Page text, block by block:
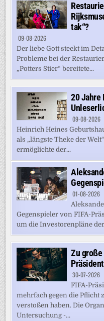
tak“?
09-08-2026
Der liebe Gott steckt im
Probleme bei der
„Potters Stier“ bereitete...
20 Jahre
09-08-2026
Heinrich Heines
als „längste Theke der
ermöglichte der...
01-08-2026
Gegenspieler von FIFA-
um die Investorenpläne
Zu große
30-07-2026
FIFA-
mehrfach gegen die Pflicht
verstoßen haben. Die
Untersuchung -...